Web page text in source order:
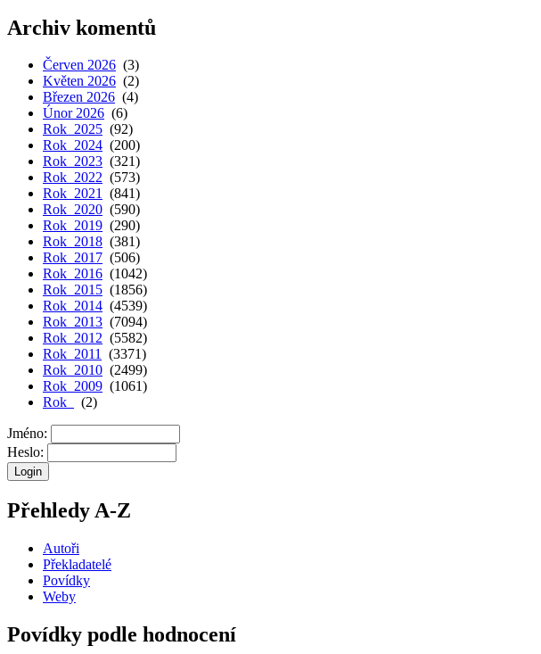
Archiv komentů
Červen 2026 (3)
Květen 2026 (2)
Březen 2026 (4)
Únor 2026 (6)
Rok 2025 (92)
Rok 2024 (200)
Rok 2023 (321)
Rok 2022 (573)
Rok 2021 (841)
Rok 2020 (590)
Rok 2019 (290)
Rok 2018 (381)
Rok 2017 (506)
Rok 2016 (1042)
Rok 2015 (1856)
Rok 2014 (4539)
Rok 2013 (7094)
Rok 2012 (5582)
Rok 2011 (3371)
Rok 2010 (2499)
Rok 2009 (1061)
Rok
(2)
Jméno:
Heslo:
Přehledy A-Z
Autoři
Překladatelé
Povídky
Weby
Povídky podle hodnocení